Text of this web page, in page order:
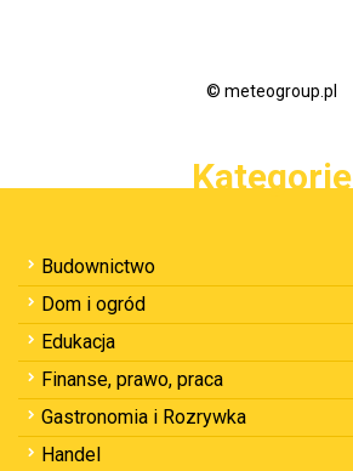
© meteogroup.pl
Kategorie
Budownictwo
Dom i ogród
Edukacja
Finanse, prawo, praca
Gastronomia i Rozrywka
Handel